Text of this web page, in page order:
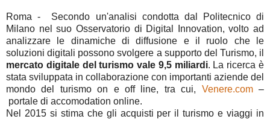
Roma - Secondo un'analisi condotta dal Politecnico di
Milano nel suo Osservatorio di Digital Innovation, volto ad
analizzare le dinamiche di diffusione e il ruolo che le
soluzioni digitali possono svolgere a supporto del Turismo, i
mercato digitale del turismo vale 9,5 miliardi. La ricerca è
stata sviluppata in collaborazione con importanti aziende del
mondo del turismo on e off line, tra cui, Venere.com–
portale di accomodation online.
Nel 2015 si stima che gli acquisti per il turismo e viaggi in